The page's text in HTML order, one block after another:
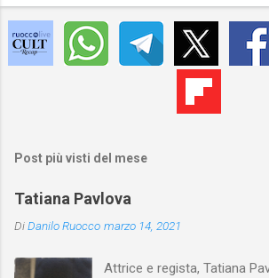
Post più visti del mese
Tatiana Pavlova
DiDanilo Ruocco marzo 14, 2021
Attrice e regista, Tatiana